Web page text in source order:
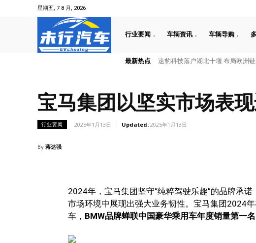
星期五, 7 8 月, 2026
行业要闻 车辆资讯 车辆导购
最新热点速豹科技落户湖北十堰 布局欧洲链通
叠加六重大礼！全新一代天工08
宝马集团以坚实市场表
行业要闻 2025年1月13日 Updated: 2025年1月13日
By 蒋达强
2024年，宝马集团坚守“纯粹驾驶乐趣”的品牌承
市场环境中展现出强大业务韧性。宝马集团2024
车， BMW品牌蝉联中国豪华乘用车年度销量第一名